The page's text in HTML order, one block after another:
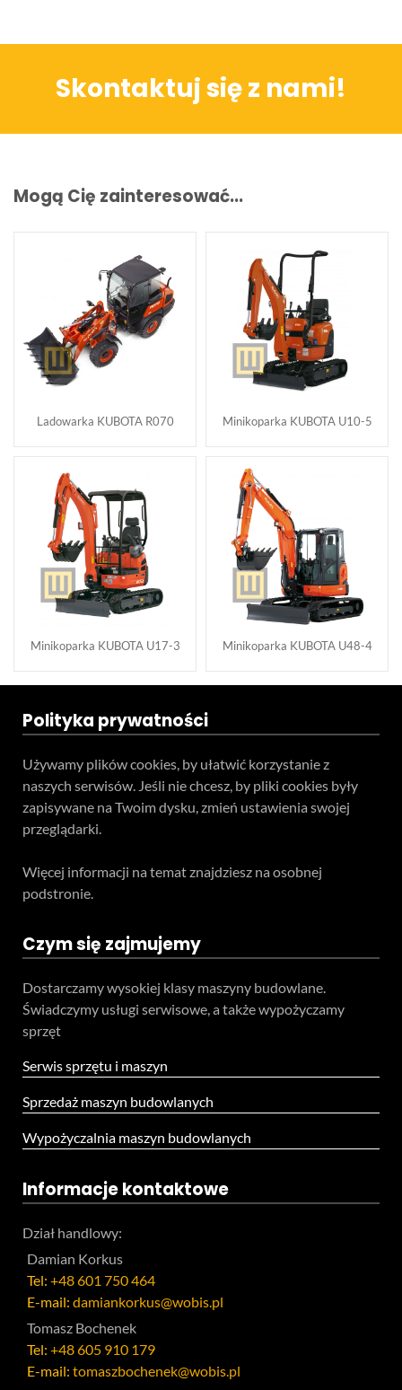
Skontaktuj się z nami!
Mogą Cię zainteresować...
Ladowarka KUBOTA R070 Minikoparka KUBOTA U10-5
Minikoparka KUBOTA U17-3 Minikoparka KUBOTA U48-4
Polityka prywatności
Używamy plików cookies, by ułatwić korzystanie z
naszych serwisów. Jeśli nie chcesz, by pliki cookies były
zapisywane na Twoim dysku, zmień ustawienia swojej
przeglądarki.
Więcej informacji na temat znajdziesz na osobnej
podstronie.
Czym się zajmujemy
Dostarczamy wysokiej klasy maszyny budowlane.
Świadczymy usługi serwisowe, a także wypożyczamy
sprzęt
Serwis sprzętu i maszyn
Sprzedaż maszyn budowlanych
Wypożyczalnia maszyn budowlanych
Informacje kontaktowe
Dział handlowy:
Damian Korkus
Tel: +48 601 750 464
E-mail: damiankorkus@wobis.pl
Tomasz Bochenek
Tel: +48 605 910 179
E-mail: tomaszbochenek@wobis.pl